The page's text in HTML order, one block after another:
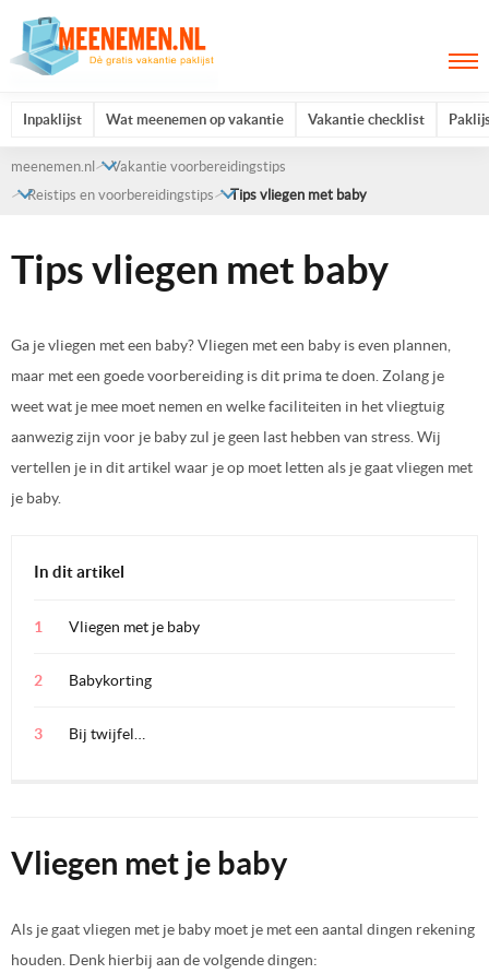
Inpaklijst Wat meenemen op vakantie Vakantie checklist
meenemen.nl
Vakantie voorbereidingstips
Reistips en voorbereidingstips
Tips vliegen met baby
Tips vliegen met baby
Ga je vliegen met een baby? Vliegen met een baby is even plannen,
maar met een goede voorbereiding is dit prima te doen. Zolang je
weet wat je mee moet nemen en welke faciliteiten in het vliegtuig
aanwezig zijn voor je baby zul je geen last hebben van stress. Wij
vertellen je in dit artikel waar je op moet letten als je gaat vliegen met
je baby.
In dit artikel
Vliegen met je baby
Babykorting
Bij twijfel…
Vliegen met je baby
Als je gaat vliegen met je baby moet je met een aantal dingen rekening
houden. Denk hierbij aan de volgende dingen: